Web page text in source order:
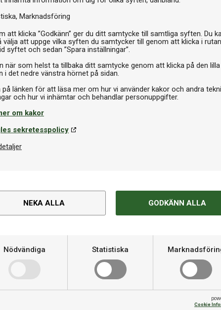
Marknadsföring
att klicka ”Godkänn” ger du ditt samtycke till samtliga syften. Du
välja att uppge vilka syften du samtycker till genom att klicka i rutan
syftet och sedan ”Spara inställningar”.
när som helst ta tillbaka ditt samtycke genom att klicka på den lilla
i det nedre vänstra hörnet på sidan.
på länken för att läsa mer om hur vi använder kakor och andra
om kakor
sekretesspolicy
NEKA ALLA GODKÄNN ALLA
Nödvändiga Statistiska
Cookie
Made in Germany.
Varumärke